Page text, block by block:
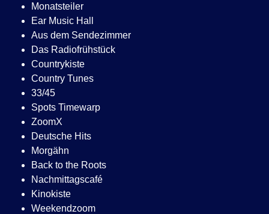
Monatsteiler
Ear Music Hall
Aus dem Sendezimmer
Das Radiofrühstück
Countrykiste
Country Tunes
33/45
Spots Timewarp
ZoomX
Deutsche Hits
Morgähn
Back to the Roots
Nachmittagscafé
Kinokiste
Weekendzoom